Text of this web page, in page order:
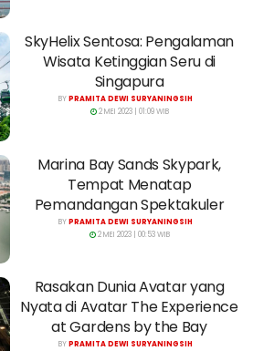
SkyHelix Sentosa: Pengalaman
Wisata Ketinggian Seru di
Singapura
BYPRAMITA DEWI SURYANINGSIH
2 MEI 2023 | 01:09 WIB
Marina Bay Sands Skypark,
Tempat Menatap
Pemandangan Spektakuler
BYPRAMITA DEWI SURYANINGSIH
2 MEI 2023 | 00:53 WIB
Rasakan Dunia Avatar yang
Nyata di Avatar The Experience
at Gardens by the Bay
BYPRAMITA DEWI SURYANINGSIH